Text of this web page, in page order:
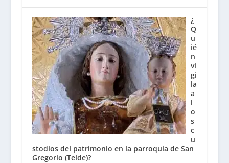
¿
Q
u
ié
n
vi
gi
la
a
l
o
s
c
u
stodios del patrimonio en la parroquia de San
Gregorio (Telde)?